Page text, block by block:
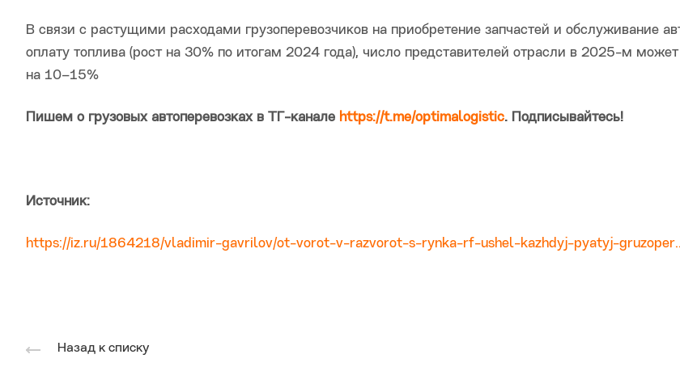
В связи с растущими расходами грузоперевозчиков на приобретение запчастей и обслуживание
оплату топлива (рост на 30% по итогам 2024 года), число представителей отрасли в 2025-м может
на 10–15%
Пишем о грузовых автоперевозках в ТГ-канале https://t.me/optimalogistic. Подписывайтесь!
Источник:
https://iz.ru/1864218/vladimir-gavrilov/ot-vorot-v-razvorot-s-rynka-rf-ushel-kazhdyj-pyatyj-
Назад к списку